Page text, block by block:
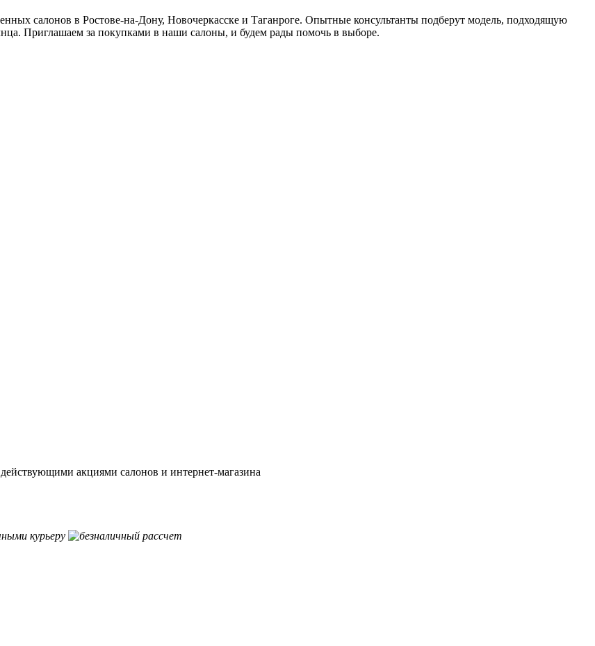
салонов в Ростове-на-Дону, Новочеркасске и Таганроге. Опытные консультанты подберут модель, подходящую
Приглашаем за покупками в наши салоны, и будем рады помочь в выборе.
акциями салонов и интернет-магазина